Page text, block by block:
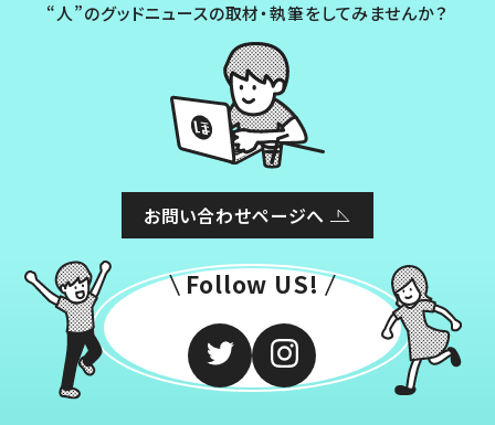
“人”のグッドニュースの取材・執筆をしてみませんか？
お問い合わせページへ
Follow US!